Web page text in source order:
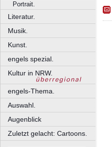
Portrait.
Literatur.
Musik.
Kunst.
engels spezial.
Kultur in NRW.
engels-Thema.
Auswahl.
Augenblick
Zuletzt gelacht: Cartoons.